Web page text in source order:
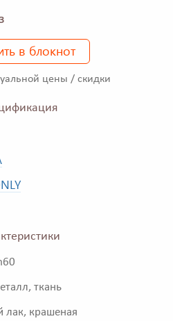
в блокнот
цены / скидки
ткань
лак, крашеная